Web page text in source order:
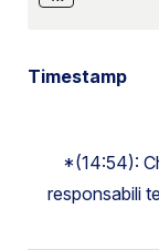
Timestamp
*(14:54):
responsabili